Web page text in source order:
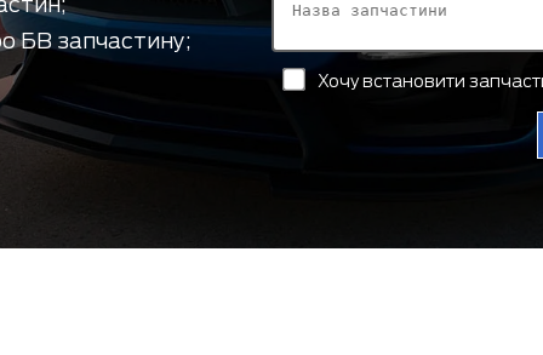
БВ запчастину;
Хочу встановити